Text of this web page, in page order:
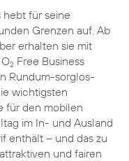
für seine
Grenzen auf. Ab
erhalten sie mit
2Free Business
Rundum-sorglos-
wichtigsten
für den mobilen
im In- und Ausland
enthält – und das zu
und fairen